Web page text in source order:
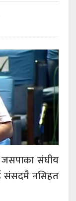
जसपाका संघीय
संसदमै नसिहत